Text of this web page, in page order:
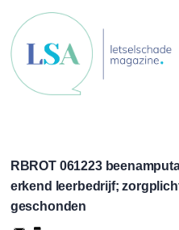
naar
de
inhoud
gaan
RBROT 061223
erkend leerbedrijf;
geschonden